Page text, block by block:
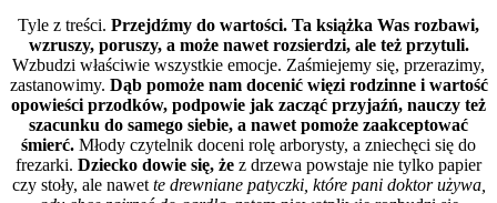
Tyle z treści. Przejdźmy do wartości. Ta książka Was rozbawi,
wzruszy, poruszy, a może nawet rozsierdzi, ale też przytuli.
Wzbudzi właściwie wszystkie emocje. Zaśmiejemy się, przerazimy,
zastanowimy. Dąb pomoże nam docenić więzi rodzinne i wartość
opowieści przodków, podpowie jak zacząć przyjaźń, nauczy też
szacunku do samego siebie, a nawet pomoże zaakceptować
śmierć. Młody czytelnik doceni rolę arborysty, a zniechęci się do
frezarki. Dziecko dowie się, że z drzewa powstaje nie tylko papier
czy stoły, ale nawet te drewniane patyczki, które pani doktor używa,